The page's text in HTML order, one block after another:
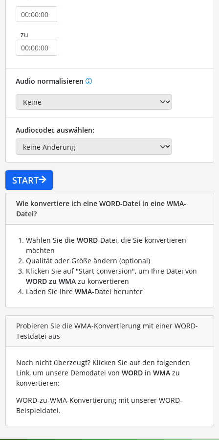
zu
Audio normalisieren
Audiocodec auswählen:
START
Wie konvertiere ich eine WORD-Datei in eine WMA-
Datei?
Wählen Sie die WORD-Datei, die Sie konvertieren
möchten
Qualität oder Größe ändern (optional)
Klicken Sie auf "Start conversion", um Ihre Datei von
WORD zu WMAzu konvertieren
Laden Sie Ihre WMA-Datei herunter
Probieren Sie die WMA-Konvertierung mit einer WORD-
Testdatei aus
Noch nicht überzeugt? Klicken Sie auf den folgenden
Link, um unsere Demodatei von WORDin WMAzu
konvertieren:
WORD-zu-WMA-Konvertierung mit unserer WORD-
Beispieldatei.